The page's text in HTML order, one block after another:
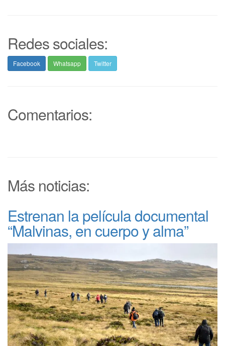
Redes sociales:
Facebook Whatsapp Twitter
Comentarios:
Más noticias:
Estrenan la película documental
“Malvinas, en cuerpo y alma”